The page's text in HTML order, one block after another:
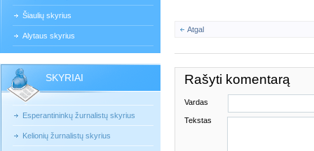
Šiaulių skyrius
Alytaus skyrius
SKYRIAI
Esperantininkų žurnalistų skyrius
Kelionių žurnalistų skyrius
Atgal
Rašyti komentarą
Vardas
Tekstas